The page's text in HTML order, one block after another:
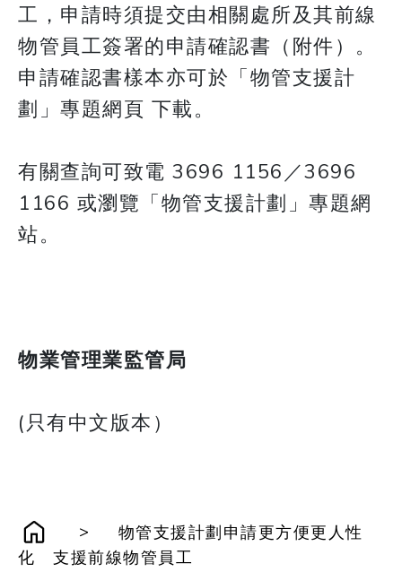
工，申請時須提交由相關處所及其前線
物管員工簽署的申請確認書（附件）。
申請確認書樣本亦可於「物管支援計
劃」專題網頁 下載。
有關查詢可致電 3696 1156／3696
1166 或瀏覽「物管支援計劃」專題網
站。
物業管理業監管局
(只有中文版本）
>
物管支援計劃申請更方便更人性
化 支援前線物管員工